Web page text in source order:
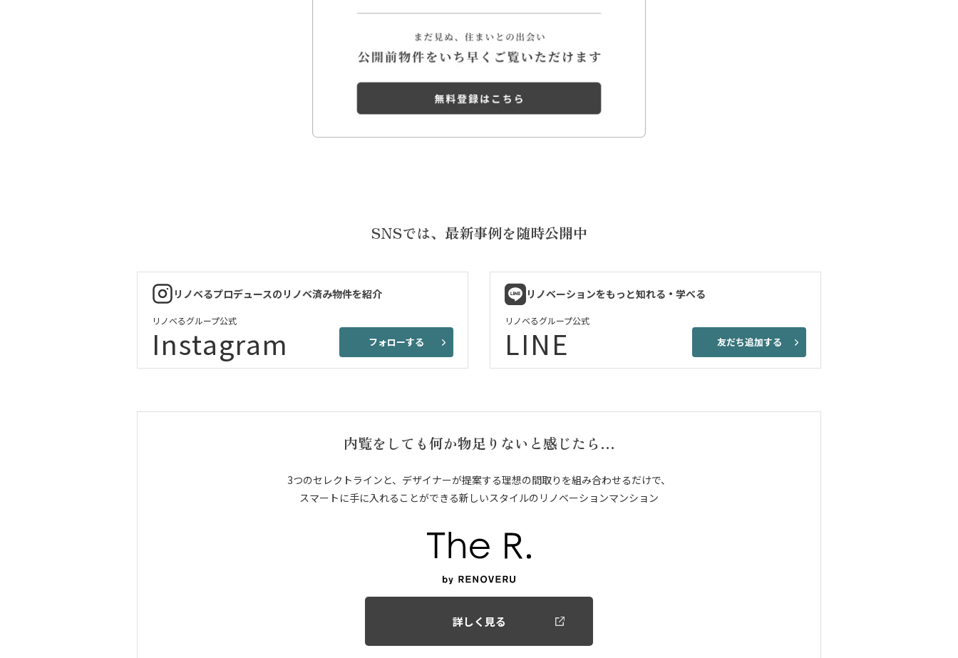
SNSでは、 最新事例を随時公開中
リノベるプロデュースのリノベ済み物件を紹介
リノベるグループ公式
Instagram フォローする
リノベーションをもっと知れる・学べる
リノベるグループ公式
LINE 友だち追加する
内覧をしても何か物足りないと感じたら…
3つのセレクトラインと、デザイナーが提案する理想の間取りを組み合わせるだけで、
スマートに手に入れることができる新しいスタイルのリノベーションマンション
詳しく見る